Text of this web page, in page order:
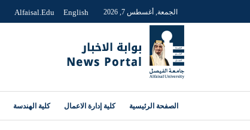
الجمعة, أغسطس 7, 2026 English
Alfaisal.edu
الصفحة الرئيسية كلية إدارة الاعمال كلية الهندسة